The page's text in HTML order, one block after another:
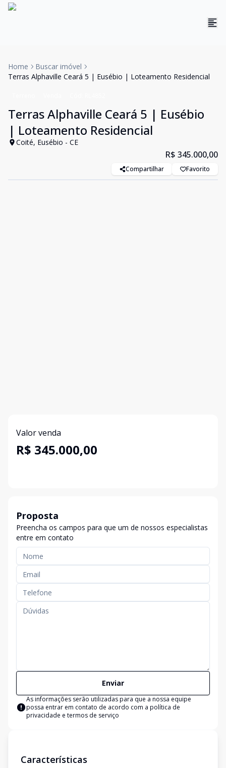
Home
Buscar imóvel
Terras Alphaville Ceará 5 | Eusébio | Loteamento Residencial
Terras Alphaville Ceará 5 | Eusébio
| Loteamento Residencial
Coité, Eusébio - CE
R$ 345.000,00
Compartilhar Favorito
Valor venda
R$ 345.000,00
Proposta
Preencha os campos para que um de nossos especialistas
entre em contato
Enviar
As informações serão utilizadas para que a nossa equipe
possa entrar em contato de acordo com a política de
privacidade e termos de serviço
Características